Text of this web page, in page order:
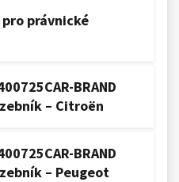
právnické
BRAND
– Citroën
BRAND
– Peugeot